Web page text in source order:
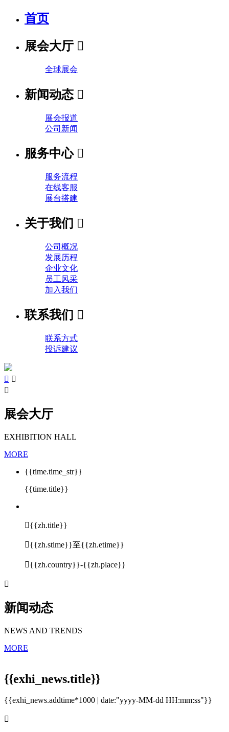
首页
展会大厅 
全球展会
新闻动态 
展会报道
公司新闻
服务中心 
服务流程
在线客服
展台搭建
关于我们 
公司概况
发展历程
企业文化
员工风采
加入我们
联系我们 
联系方式
投诉建议
 

展会大厅
EXHIBITION HALL
MORE
{{time.time_str}}
{{time.title}}
{{zh.title}}
{{zh.stime}}至{{zh.etime}}
{{zh.country}}-{{zh.place}}

新闻动态
NEWS AND TRENDS
MORE
{{exhi_news.title}}
{{exhi_news.addtime*1000 | date:"yyyy-MM-dd HH:mm:ss"}}
